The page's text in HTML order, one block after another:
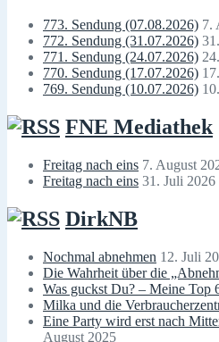
773. Sendung (07.08.2026) 7.
772. Sendung (31.07.2026)
771. Sendung (24.07.2026)
770. Sendung (17.07.2026)
769. Sendung (10.07.2026)
FNE Mediathek
Freitag nach eins 7. August
Freitag nach eins 31. Juli 2026
DirkNB
Nochmal abnehmen 12. Juli
Die Wahrheit über die
Was guckst Du? – Meine Top
Milka und die
Eine Party wird erst nach
August 2025